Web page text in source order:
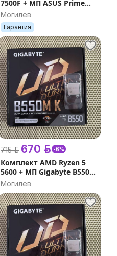
7500F + МП ASUS Prime
B650M-R
Могилев
Гарантия
715 р. 670 р. -6%
Комплект AMD Ryzen 5
5600 + МП Gigabyte B550M
K
Могилев